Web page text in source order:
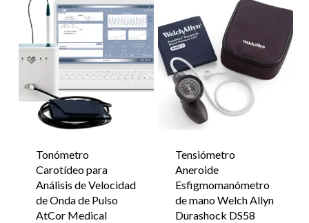
Tonómetro
Carotídeo para
Análisis de Velocidad
de Onda de Pulso
AtCor Medical
Tensiómetro
Aneroide
Esfigmomanómetro
de mano Welch Allyn
Durashock DS58